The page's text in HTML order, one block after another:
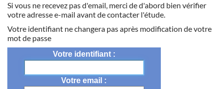
Si vous ne recevez pas d'email, merci de d'abord bien vérifier
votre adresse e-mail avant de contacter l'étude.
Votre identifiant ne changera pas après modification de votre
mot de passe
Votre identifiant
Votre email